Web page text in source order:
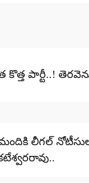
కొత్త పార్టీ..!
మందికి లీగల్